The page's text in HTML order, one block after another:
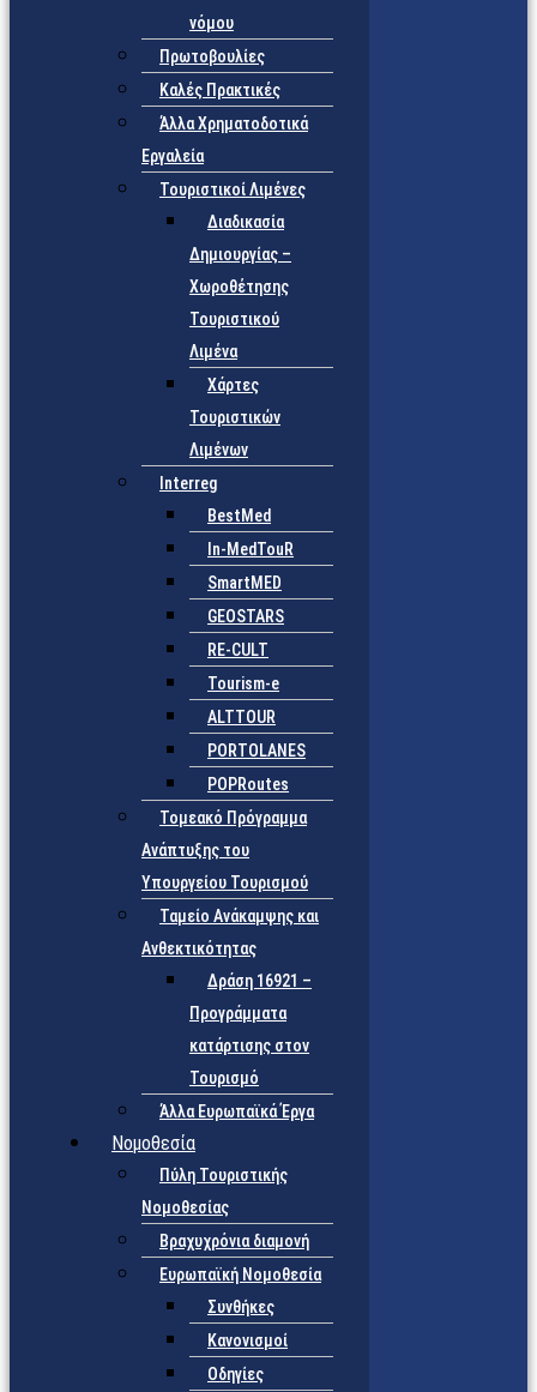
νόμου
Πρωτοβουλίες
Καλές Πρακτικές
Άλλα Χρηματοδοτικά
Εργαλεία
Τουριστικοί Λιμένες
Διαδικασία
Δημιουργίας –
Χωροθέτησης
Τουριστικού
Λιμένα
Χάρτες
Τουριστικών
Λιμένων
Interreg
BestMed
In-MedTouR
SmartMED
GEOSTARS
RE-CULT
Tourism-e
ALTTOUR
PORTOLANES
POPRoutes
Τομεακό Πρόγραμμα
Ανάπτυξης του
Υπουργείου Τουρισμού
Ταμείο Ανάκαμψης και
Ανθεκτικότητας
Δράση 16921 –
Προγράμματα
κατάρτισης στον
Τουρισμό
Άλλα Ευρωπαϊκά Έργα
Νομοθεσία
Πύλη Τουριστικής
Νομοθεσίας
Βραχυχρόνια διαμονή
Ευρωπαϊκή Νομοθεσία
Συνθήκες
Κανονισμοί
Οδηγίες